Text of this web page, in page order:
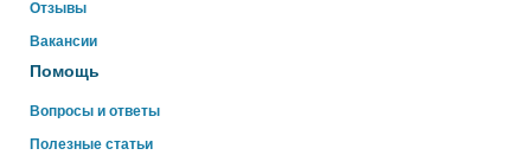
Отзывы
Вакансии
Помощь
Вопросы и ответы
Полезные статьи